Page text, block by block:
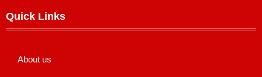
Quick Links
About us